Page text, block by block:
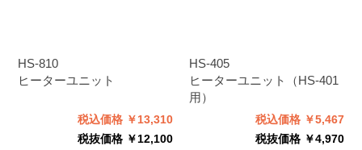
HS-810
ヒーターユニット
税込価格 ￥13,310
税抜価格 ￥12,100
HS-405
ヒーターユニット（HS-401
用）
税込価格 ￥5,467
税抜価格 ￥4,970